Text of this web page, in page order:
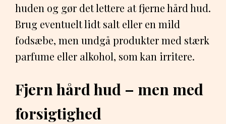
huden og gør det lettere at fjerne hård hud.
Brug eventuelt lidt salt eller en mild
fodsæbe, men undgå produkter med stærk
parfume eller alkohol, som kan irritere.
Fjern hård hud – men med
forsigtighed